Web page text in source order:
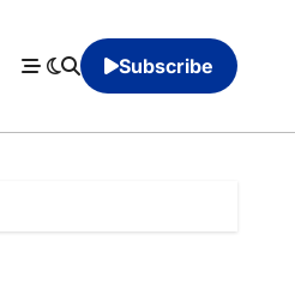
Subscribe